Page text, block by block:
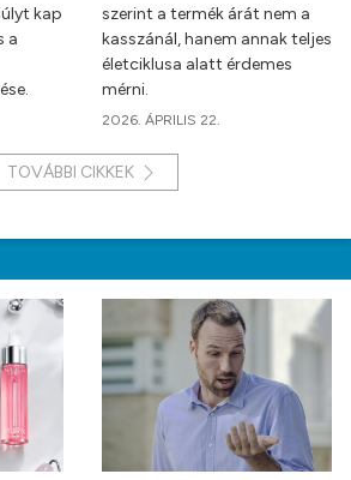
kap
a
szerint a termék árát nem a
kasszánál, hanem annak teljes
életciklusa alatt érdemes
mérni.
2026. ÁPRILIS 22.
TOVÁBBI CIKKEK